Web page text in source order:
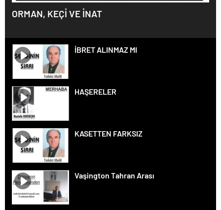
ORMAN, KEÇİ VE İNAT
İBRET ALINMAZ MI
HAŞERELER
KASETTEN FARKSIZ
Vaşington Tahran Arası